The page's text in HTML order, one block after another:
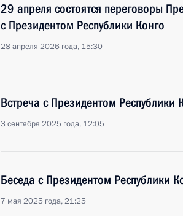
29 апреля состоятся переговоры
с Президентом Республики Конго
28 апреля 2026 года, 15:30
Встреча с Президентом Республики
3 сентября 2025 года, 12:05
Беседа с Президентом Республики
7 мая 2025 года, 21:25